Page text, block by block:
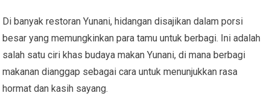
Di banyak restoran Yunani, hidangan disajikan dalam porsi
besar yang memungkinkan para tamu untuk berbagi. Ini adalah
salah satu ciri khas budaya makan Yunani, di mana berbagi
makanan dianggap sebagai cara untuk menunjukkan rasa
hormat dan kasih sayang.